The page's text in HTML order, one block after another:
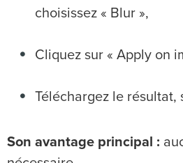
choisissez « Blur »,
Cliquez sur « Apply on
Téléchargez le résultat,
Son avantage principal :